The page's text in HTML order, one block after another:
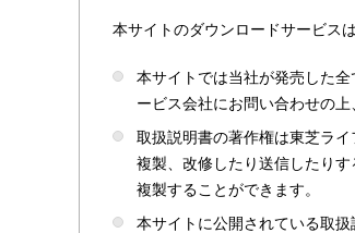
本サイトのダウンロードサービス
本サイトでは当社が発売した
ービス会社にお問い合わせの
取扱説明書の著作権は東芝ラ
複製、改修したり送信したり
複製することができます。
本サイトに公開されている取